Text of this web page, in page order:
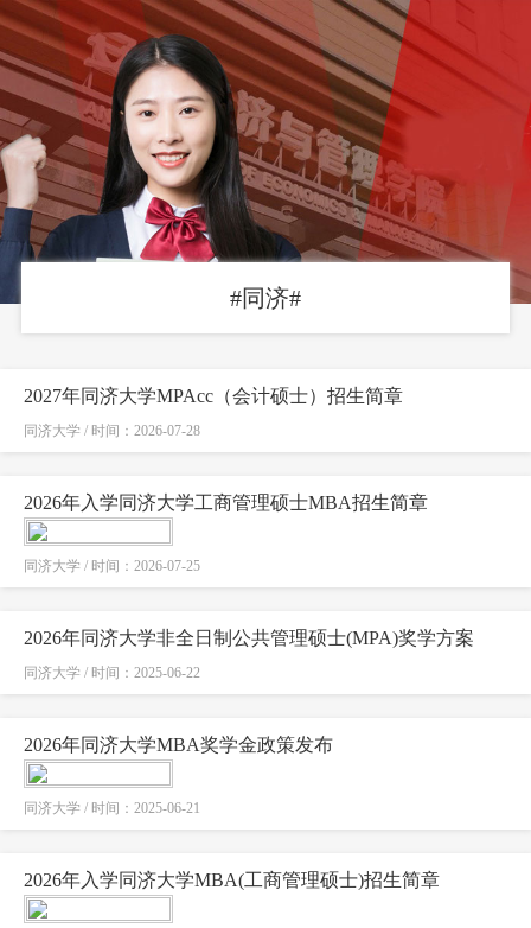
#同济#
2027年同济大学MPAcc（会计硕士）招生简章
同济大学 / 时间：2026-07-28
2026年入学同济大学工商管理硕士MBA招生简章
同济大学 / 时间：2026-07-25
2026年同济大学非全日制公共管理硕士(MPA)奖学方案
同济大学 / 时间：2025-06-22
2026年同济大学MBA奖学金政策发布
同济大学 / 时间：2025-06-21
2026年入学同济大学MBA(工商管理硕士)招生简章